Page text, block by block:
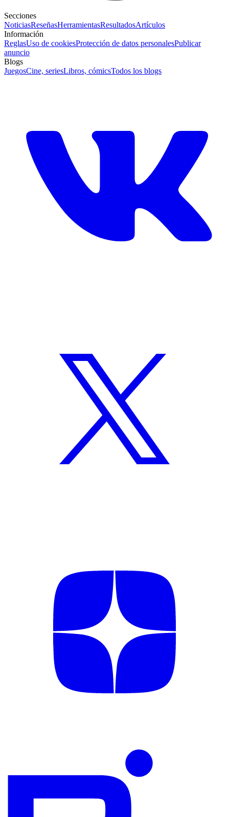
Secciones
NoticiasReseñasHerramientasResultadosArtículos
Información
ReglasUso de cookiesProtección de datos personalesPublicar
anuncio
Blogs
JuegosCine, seriesLibros, cómicsTodos los blogs